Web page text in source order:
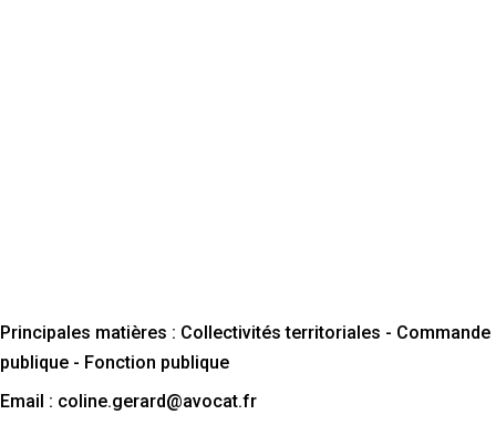
Principales matières : Collectivités territoriales - Commande
publique - Fonction publique
Email : coline.gerard@avocat.fr